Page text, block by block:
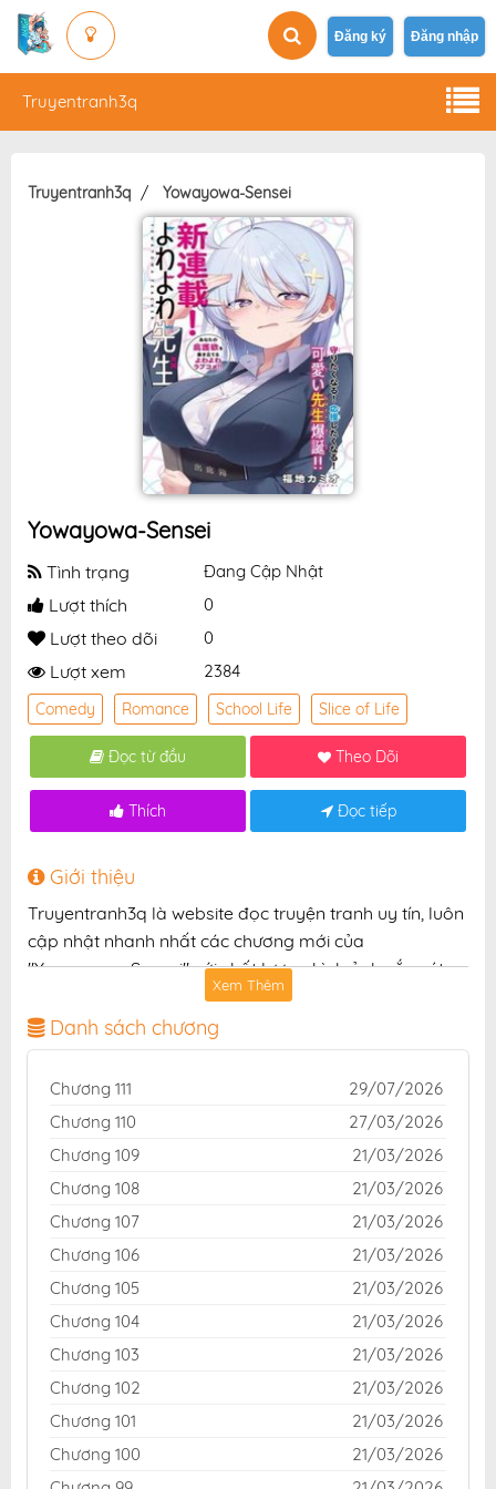
Đăng ký Đăng nhập
Truyentranh3q
Truyentranh3q Yowayowa-Sensei
Yowayowa-Sensei
Tình trạng Đang Cập Nhật
Lượt thích 0
Lượt theo dõi 0
Lượt xem 2384
Comedy Romance School Life Slice of Life
Đọc từ đầu Theo Dõi
Thích Đọc tiếp
Giới thiệu
Truyentranh3q là website đọc truyện tranh uy tín, luôn
cập nhật nhanh nhất các chương mới của
"Yowayowa-Sensei" với chất lượng hình ảnh sắc nét,
bản dịch chuẩn và giao diện thân thiện, mang đến trải
nghiệm đọc truyện hấp dẫn, tiện lợi, hoàn toàn miễn
phí cho độc giả yêu thích truyện tranh online.
Xem Thêm
Danh sách chương
Chương 111
29/07/2026
Chương 110
27/03/2026
Chương 109
21/03/2026
Chương 108
21/03/2026
Chương 107
21/03/2026
Chương 106
21/03/2026
Chương 105
21/03/2026
Chương 104
21/03/2026
Chương 103
21/03/2026
Chương 102
21/03/2026
Chương 101
21/03/2026
Chương 100
21/03/2026